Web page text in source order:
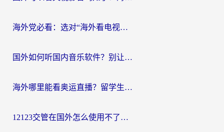
海外党必看：选对“海外看电视剧软件”，再也不用愁国内剧刷不了
国外如何听国内音乐软件？别让地域限制，断了你的中文歌单
海外哪里能看奥运直播？留学生&海外华人必看的体育赛事观赛终极指南
12123交管在国外怎么使用不了？海外华人必看的无缝访问国内资源指南